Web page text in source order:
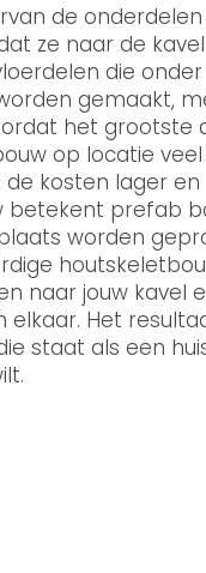
de
ze naar de
die onder
gemaakt,
het grootste
op locatie
kosten lager en
betekent prefab
worden
naar jouw kavel
Het
staat als een